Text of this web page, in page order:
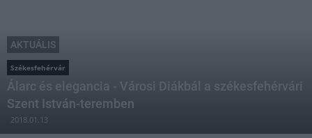
AKTUÁLIS
Székesfehérvár
Álarc és elegancia - Városi Diákbál a székesfehérvári
Szent István-teremben
2018.01.13